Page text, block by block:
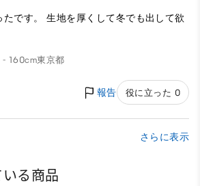
です。 生地を厚くして冬でも出して欲
- 160cm東京都
報告 役に立った 0
さらに表示
る商品